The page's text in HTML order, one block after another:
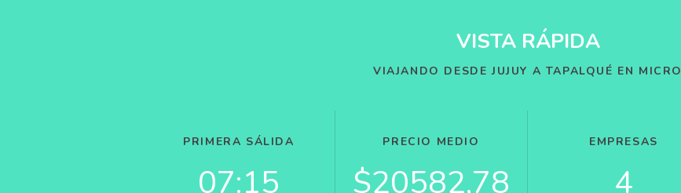
VISTA RÁPIDA
VIAJANDO DESDE JUJUY A TAPALQUÉ EN MICRO
PRIMERA SÁLIDA
07:15
PRECIO MEDIO
$20582,78
EMPRESAS
4